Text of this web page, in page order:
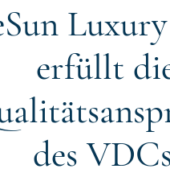
erfüllt
des